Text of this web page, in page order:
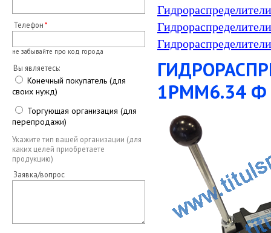
Телефон
не забывайте про код города
Вы являетесь:
Конечный покупатель (для
своих нужд)
Торгующая организация (для
перепродажи)
Укажите тип вашей организации (для
каких целей приобретаете
продукцию)
Заявка/вопрос
1РММ6.34